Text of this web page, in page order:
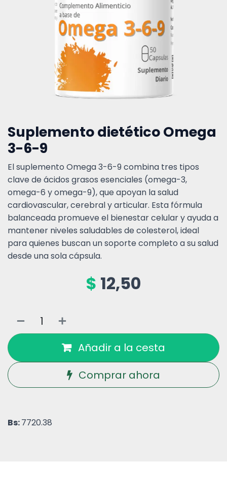
Suplemento dietético Omega
3-6-9
El suplemento Omega 3-6-9 combina tres tipos
clave de ácidos grasos esenciales (omega-3,
omega-6 y omega-9), que apoyan la salud
cardiovascular, cerebral y articular. Esta fórmula
balanceada promueve el bienestar celular y ayuda a
mantener niveles saludables de colesterol, ideal
para quienes buscan un soporte completo a su salud
desde una sola cápsula.
$ 12,50
Añadir a la cesta
Comprar ahora
Bs:7720.38